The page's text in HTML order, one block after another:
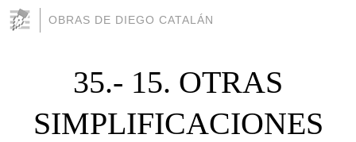
OBRAS DE DIEGO CATALÁN
35.- 15. OTRAS
SIMPLIFICACIONES